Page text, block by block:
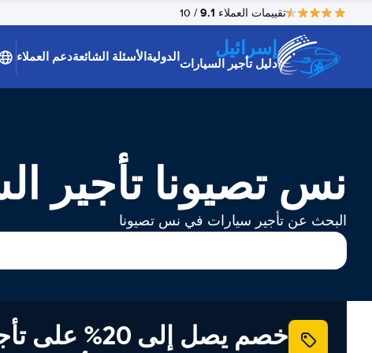
تقييمات العملاء 9.1
/ 10
إسرائيل
دليل تأجير السياراتالدوليةالأسئلة الشائعةدعم العملاء
نس تصيونا تأجير
البحث عن تأجير سيارات في نس تصيونا
خصم يصل إلى 20% على